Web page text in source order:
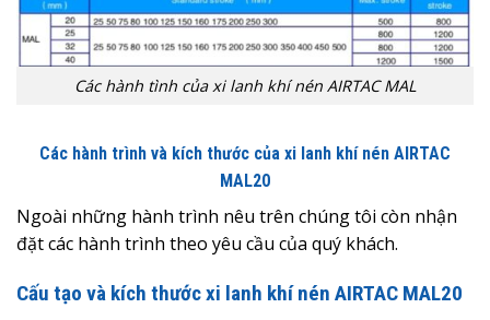
Các hành tình của xi lanh khí nén AIRTAC MAL
Các hành trình và kích thước của xi lanh khí nén AIRTAC
MAL20
Ngoài những hành trình nêu trên chúng tôi còn nhận
đặt các hành trình theo yêu cầu của quý khách.
Cấu tạo và kích thước xi lanh khí nén AIRTAC MAL20